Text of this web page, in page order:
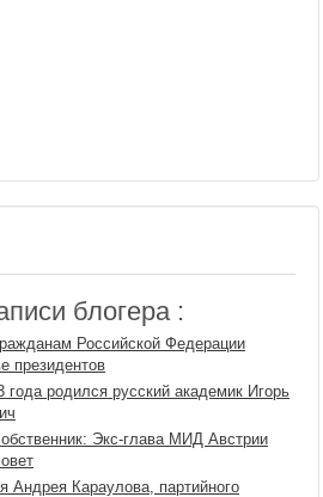
блогера :
Российской Федерации
президентов
года родился русский академик Игорь
Экс-глава МИД Австрии
Андрея Караулова, партийного